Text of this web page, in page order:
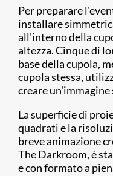
Per preparare
installare
all'interno della
altezza. Cinque di
base della cupola,
cupola stessa,
creare
La superficie di
quadrati e la
breve animazione
The Darkroom, è
e con formato a